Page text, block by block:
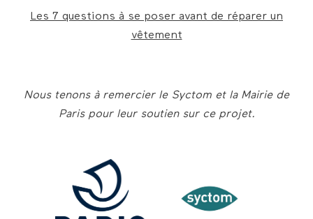
Les 7 questions à se poser avant de réparer un
vêtement
Nous tenons à remercier le Syctom et la Mairie de
Paris pour leur soutien sur ce projet.